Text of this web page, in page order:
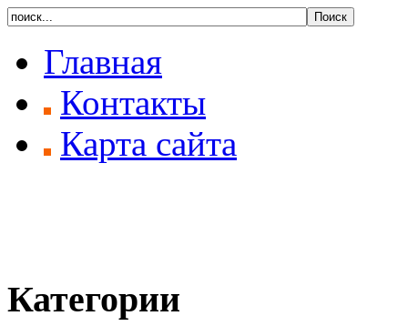
Главная
Контакты
Карта сайта
Категории